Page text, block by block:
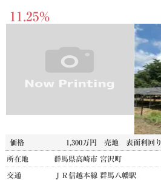
11.25%
価格 1,300万円 売地 表面利回り
所在地 群馬県高崎市 宮沢町
交通 ＪＲ信越本線 群馬八幡駅